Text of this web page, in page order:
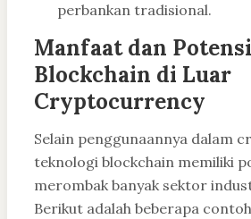
perbankan tradisional.
Manfaat dan Potensi
Blockchain di Luar
Cryptocurrency
Selain penggunaannya dalam
teknologi blockchain memiliki
merombak banyak sektor
Berikut adalah beberapa